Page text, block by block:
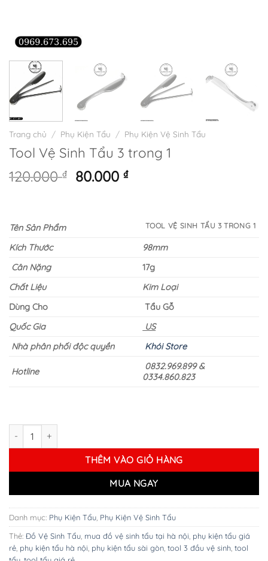
Trang chủ / Phụ Kiện Tẩu / Phụ Kiện Vệ Sinh Tẩu
Tool Vệ Sinh Tẩu 3 trong 1
120.000₫
Giá
80.000₫Giá
80.000 ₫.
Tên Sản Phẩm TOOL VỆ SINH TẨU 3 TRONG 1
Kích Thước
98mm
Cân Nặng
17g
Chất Liệu
Kim Loại
Dùng Cho
Tẩu Gỗ
Quốc Gia
US
Nhà phân phối độc quyền
Khói Store
Hotline
0832.969.899 &
0334.860.823
Tool Vệ Sinh Tẩu 3 trong 1 số lượng
THÊM VÀO GIỎ HÀNG
MUA NGAY
Danh mục: Phụ Kiện Tẩu Phụ Kiện Vệ Sinh Tẩu
Thẻ: Đồ Vệ Sinh Tẩu mua đồ vệ sinh tẩu tại hà nội phụ kiện tẩu giá
rẻ phụ kiện tẩu hà nội phụ kiện tẩu sài gòn tool 3 đầu vệ sinh tool